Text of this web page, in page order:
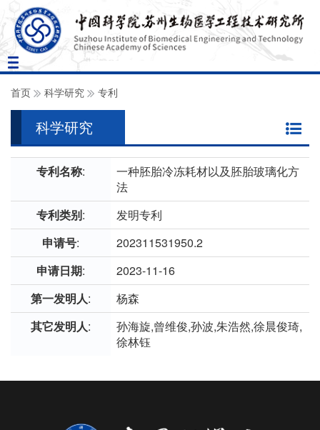
Toggle
navigation
首页 科学研究 专利
科学研究
专利名称:
一种胚胎冷冻耗材以及胚胎玻璃化方
法
专利类别:
发明专利
申请号:
202311531950.2
申请日期:
2023-11-16
第一发明人:
杨森
其它发明人:
孙海旋,曾维俊,孙波,朱浩然,徐晨俊琦,
徐林钰